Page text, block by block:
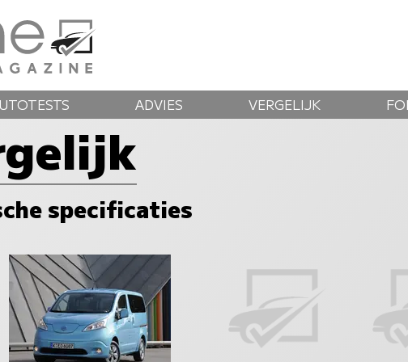
ADVIES VERGELIJK
specificaties